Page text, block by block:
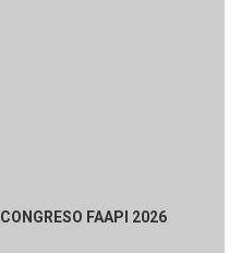
FAAPI 2026